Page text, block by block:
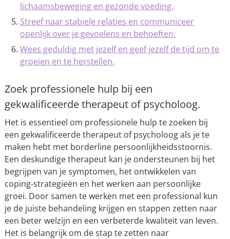
lichaamsbeweging en gezonde voeding.
Streef naar stabiele relaties en communiceer
openlijk over je gevoelens en behoeften.
Wees geduldig met jezelf en geef jezelf de tijd om te
groeien en te herstellen.
Zoek professionele hulp bij een
gekwalificeerde therapeut of psycholoog.
Het is essentieel om professionele hulp te zoeken bij
een gekwalificeerde therapeut of psycholoog als je te
maken hebt met borderline persoonlijkheidsstoornis.
Een deskundige therapeut kan je ondersteunen bij het
begrijpen van je symptomen, het ontwikkelen van
coping-strategieën en het werken aan persoonlijke
groei. Door samen te werken met een professional kun
je de juiste behandeling krijgen en stappen zetten naar
een beter welzijn en een verbeterde kwaliteit van leven.
Het is belangrijk om de stap te zetten naar